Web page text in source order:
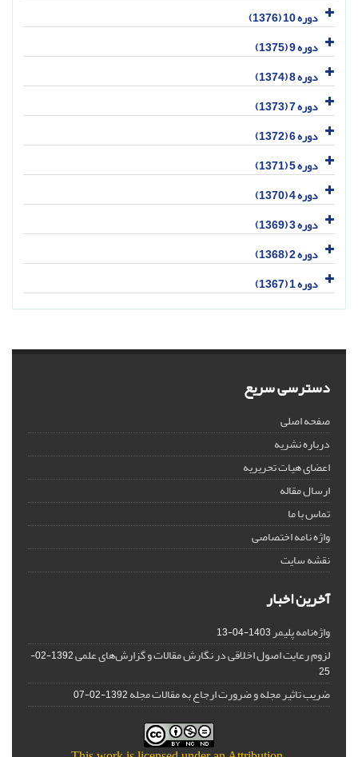
دوره 10 (1376)
دوره 9 (1375)
دوره 8 (1374)
دوره 7 (1373)
دوره 6 (1372)
دوره 5 (1371)
دوره 4 (1370)
دوره 3 (1369)
دوره 2 (1368)
دوره 1 (1367)
دسترسی سریع
صفحه اصلی
درباره نشریه
اعضای هیات تحریریه
ارسال مقاله
تماس با ما
واژه نامه اختصاصی
نقشه سایت
آخرین اخبار
واژه‌نامه پلیمر1403-04-13
لزوم رعایت اصول اخلاقی در نگارش مقالات و گزارش‌‌های علمی
1392-02-
25
ضریب تاثیر مجله و ضرورت ارجاع به مقالات مجله1392-02-07